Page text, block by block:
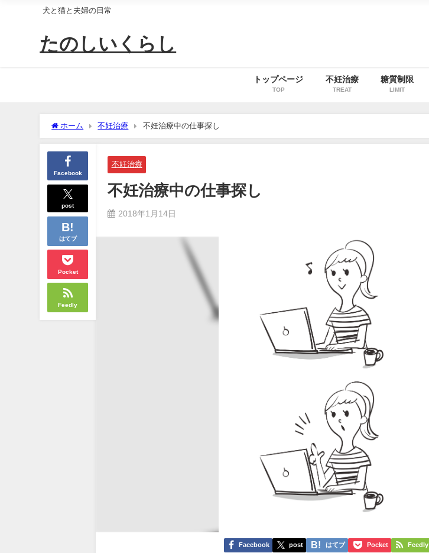
犬と猫と夫婦の日常
たのしいくらし
トップページ
TOP
不妊治療
TREAT
糖質制限
LIMIT
ホーム 不妊治療 不妊治療中の仕事探し
Facebook
post
はてブ
Pocket
Feedly
不妊治療
不妊治療中の仕事探し
2018年1月14日
Facebook post はてブ Pocket Feedly